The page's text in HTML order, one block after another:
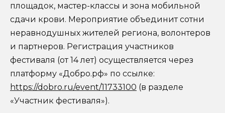
площадок, мастер-классы и зона мобильной
сдачи крови. Мероприятие объединит сотни
неравнодушных жителей региона, волонтеров
и партнеров. Регистрация участников
фестиваля (от 14 лет) осуществляется через
платформу «Добро.рф» по ссылке:
https://dobro.ru/event/11733100 (в разделе
«Участник фестиваля»).